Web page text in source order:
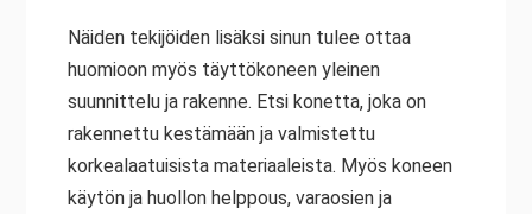
Näiden tekijöiden lisäksi sinun tulee ottaa
huomioon myös täyttökoneen yleinen
suunnittelu ja rakenne. Etsi konetta, joka on
rakennettu kestämään ja valmistettu
korkealaatuisista materiaaleista. Myös koneen
käytön ja huollon helppous, varaosien ja